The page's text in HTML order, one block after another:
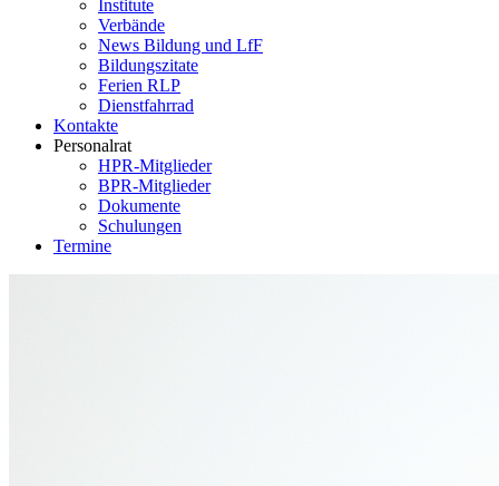
Institute
Verbände
News Bildung und LfF
Bildungszitate
Ferien RLP
Dienstfahrrad
Kontakte
Personalrat
HPR-Mitglieder
BPR-Mitglieder
Dokumente
Schulungen
Termine